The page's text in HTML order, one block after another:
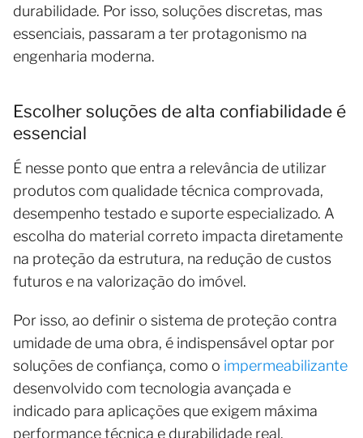
durabilidade. Por isso, soluções discretas, mas
essenciais, passaram a ter protagonismo na
engenharia moderna.
Escolher soluções de alta confiabilidade é
essencial
É nesse ponto que entra a relevância de utilizar
produtos com qualidade técnica comprovada,
desempenho testado e suporte especializado. A
escolha do material correto impacta diretamente
na proteção da estrutura, na redução de custos
futuros e na valorização do imóvel.
Por isso, ao definir o sistema de proteção contra
umidade de uma obra, é indispensável optar por
soluções de confiança, como o impermeabilizante
desenvolvido com tecnologia avançada e
indicado para aplicações que exigem máxima
performance técnica e durabilidade real.